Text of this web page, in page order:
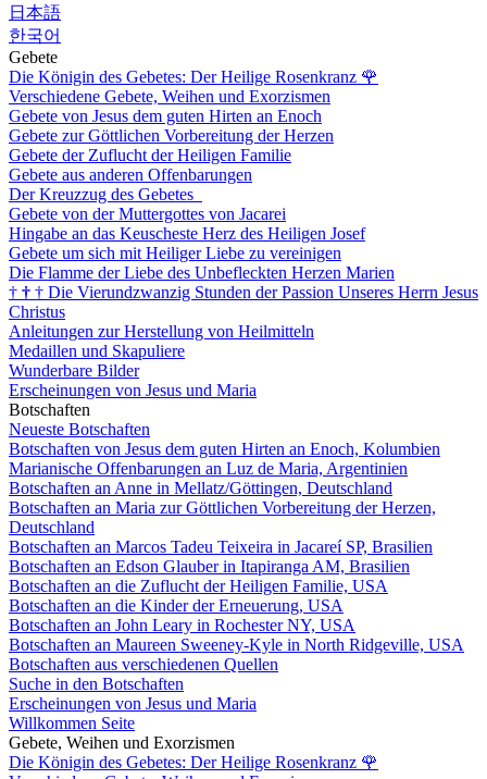
日本語
한국어
Gebete
Die Königin des Gebetes: Der Heilige Rosenkranz 🌹
Verschiedene Gebete, Weihen und Exorzismen
Gebete von Jesus dem guten Hirten an Enoch
Gebete zur Göttlichen Vorbereitung der Herzen
Gebete der Zuflucht der Heiligen Familie
Gebete aus anderen Offenbarungen
Der Kreuzzug des Gebetes
Gebete von der Muttergottes von Jacarei
Hingabe an das Keuscheste Herz des Heiligen Josef
Gebete um sich mit Heiliger Liebe zu vereinigen
Die Flamme der Liebe des Unbefleckten Herzen Marien
† † † Die Vierundzwanzig Stunden der Passion Unseres Herrn Jesus
Christus
Anleitungen zur Herstellung von Heilmitteln
Medaillen und Skapuliere
Wunderbare Bilder
Erscheinungen von Jesus und Maria
Botschaften
Neueste Botschaften
Botschaften von Jesus dem guten Hirten an Enoch, Kolumbien
Marianische Offenbarungen an Luz de Maria, Argentinien
Botschaften an Anne in Mellatz/Göttingen, Deutschland
Botschaften an Maria zur Göttlichen Vorbereitung der Herzen,
Deutschland
Botschaften an Marcos Tadeu Teixeira in Jacareí SP, Brasilien
Botschaften an Edson Glauber in Itapiranga AM, Brasilien
Botschaften an die Zuflucht der Heiligen Familie, USA
Botschaften an die Kinder der Erneuerung, USA
Botschaften an John Leary in Rochester NY, USA
Botschaften an Maureen Sweeney-Kyle in North Ridgeville, USA
Botschaften aus verschiedenen Quellen
Suche in den Botschaften
Erscheinungen von Jesus und Maria
Willkommen Seite
Gebete, Weihen und Exorzismen
Die Königin des Gebetes: Der Heilige Rosenkranz 🌹